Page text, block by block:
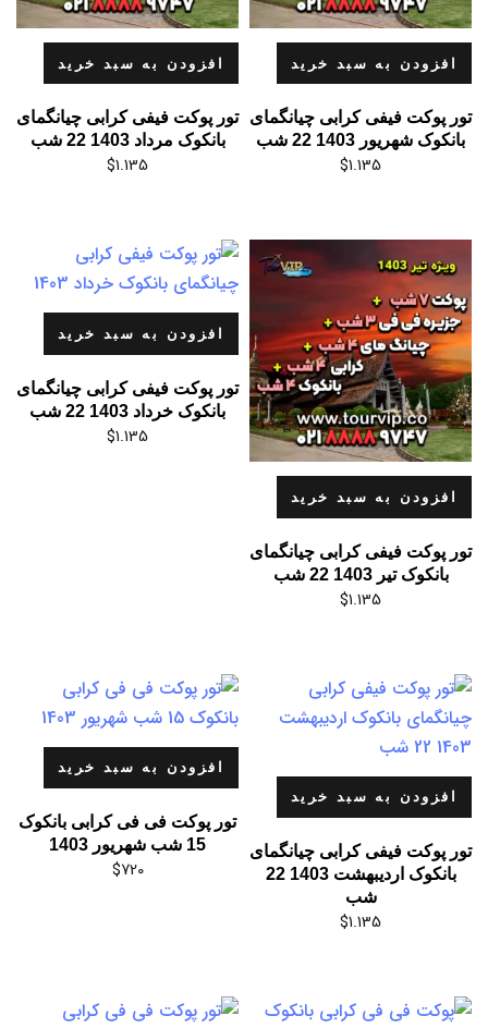
افزودن به سبد خرید
تور پوکت فیفی کرابی چیانگمای
بانکوک شهریور 1403 22 شب
$1.135
افزودن به سبد خرید
تور پوکت فیفی کرابی چیانگمای
بانکوک مرداد 1403 22 شب
$1.135
افزودن به سبد خرید
تور پوکت فیفی کرابی چیانگمای
بانکوک تیر 1403 22 شب
$1.135
افزودن به سبد خرید
تور پوکت فیفی کرابی چیانگمای
بانکوک خرداد 1403 22 شب
$1.135
افزودن به سبد خرید
تور پوکت فیفی کرابی چیانگمای
بانکوک اردیبهشت 1403 22
شب
$1.135
افزودن به سبد خرید
تور پوکت فی فی کرابی بانکوک
15 شب شهریور 1403
$720